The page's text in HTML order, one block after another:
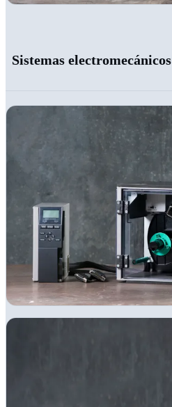
Sistemas electromecánicos